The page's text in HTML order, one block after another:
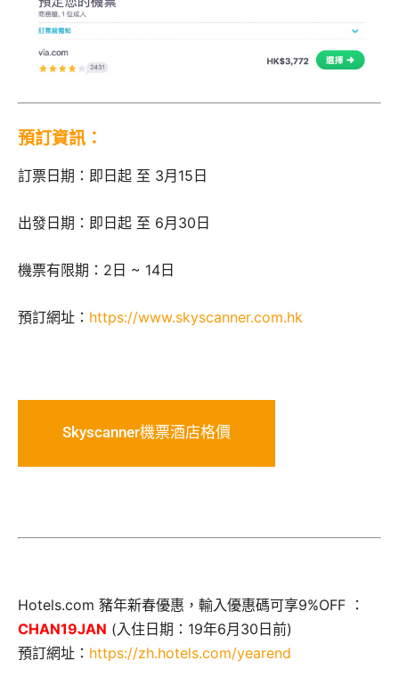
預訂資訊：
訂票日期：即日起 至 3月15日
出發日期：即日起 至 6月30日
機票有限期：2日 ~ 14日
預訂網址： https://www.skyscanner.com.hk
Skyscanner機票酒店格價
Hotels.com 豬年新春優惠，輸入優惠碼可享9%OFF ：
CHAN19JAN (入住日期：19年6月30日前)
預訂網址： https://zh.hotels.com/yearend